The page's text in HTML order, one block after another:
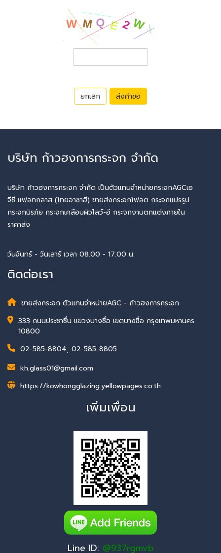
ยกเลิก ส่งคำขอ
บริษัท ก้าวฮงการกระจก จำกัด
บริษัท ก้าวฮงการกระจก จำกัด เป็นตัวแทนจำหน่ายกระจกAGCเอ
จีซี แฟลทกลาส (ไทยอาซาฮี) ขายส่งกระจกโฟลต กระจกแปรรูป
กระจกนิรภัย กระจกเคลือบผิวโลว์-อี กระจกงานตกแต่งภายใน
ราคาส่ง
วันจันทร์ - วันเสาร์ เวลา 08.00 - 17.00 น.
ติดต่อเรา
ขายส่งกระจก ตัวแทนจำหน่ายAGC - ก้าวฮงการกระจก
333 ถนนประชาชื่น แขวงบางซื่อ เขตบางซื่อ กรุงเทพมหานคร
10800
02-585-8804, 02-585-8805
kh.glass01@gmail.com
https://kowhongglazing.yellowpages.co.th
เพิ่มเพื่อน
Line ID: @937rgmvb